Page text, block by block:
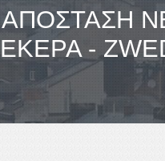
ΑΠΌΣΤΑΣΗ
-